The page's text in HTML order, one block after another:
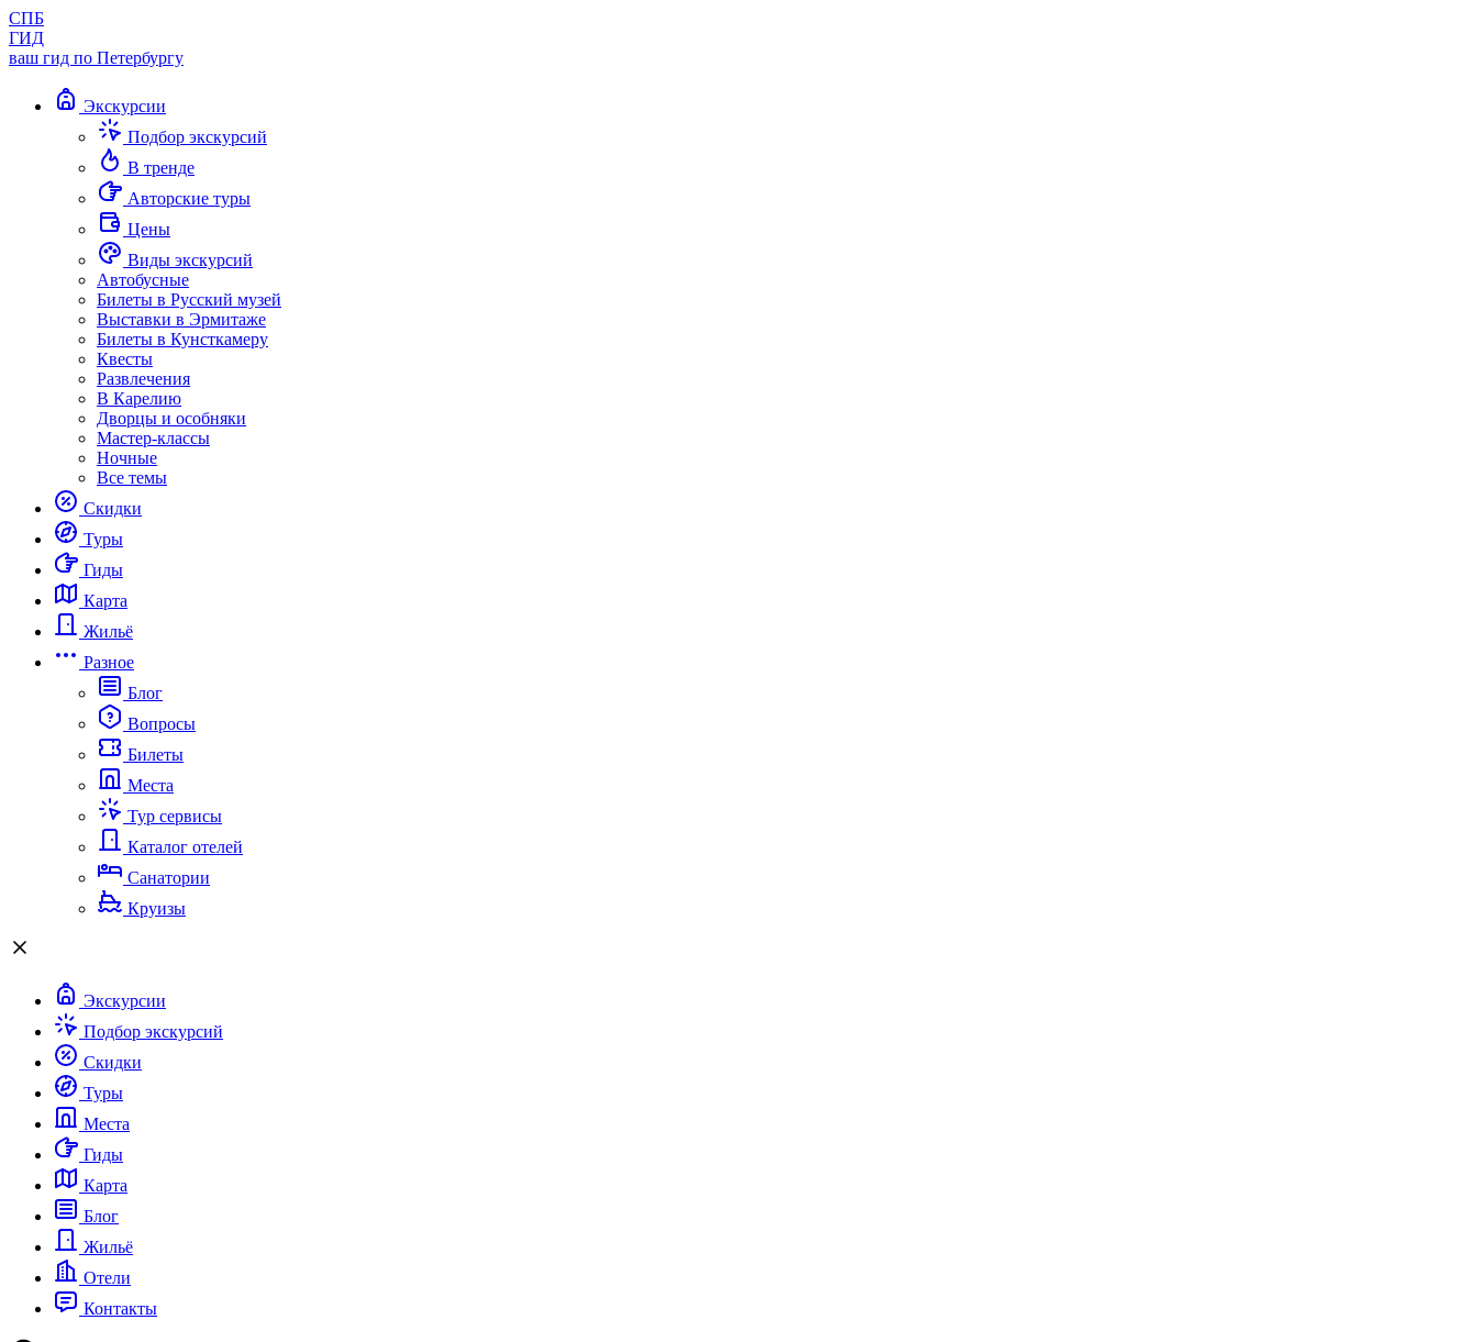
СПБ
ГИД
ваш гид по Петербургу
Экскурсии
Подбор экскурсий
В тренде
Авторские туры
Цены
Виды экскурсий
Автобусные
Билеты в Русский музей
Выставки в Эрмитаже
Билеты в Кунсткамеру
Квесты
Развлечения
В Карелию
Дворцы и особняки
Мастер-классы
Ночные
Все темы
Скидки
Туры
Гиды
Карта
Жильё
Разное
Блог
Вопросы
Билеты
Места
Тур сервисы
Каталог отелей
Санатории
Круизы
Экскурсии
Подбор экскурсий
Скидки
Туры
Места
Гиды
Карта
Блог
Жильё
Отели
Контакты